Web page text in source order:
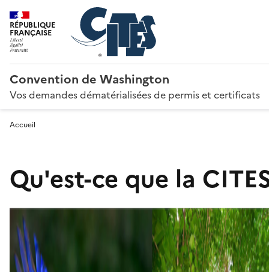
RÉPUBLIQUE
FRANÇAISE
Convention de Washington
Vos demandes dématérialisées de permis et certificats
Accueil
Qu'est-ce que la